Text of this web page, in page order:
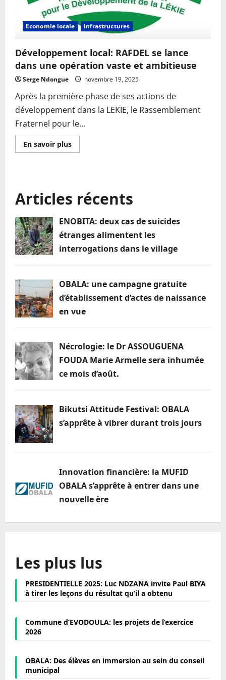
Economie locale Infrastructures
Développement local: RAFDEL se lance
dans une opération vaste et ambitieuse
Serge Ndongue novembre 19, 2025
Après la première phase de ses actions de
développement dans la LEKIE, le Rassemblement
Fraternel pour le...
En savoir plusEn
savoir
lance
dans
opération
et
ambitieuse
Articles récents
ENOBITA: deux cas de suicides
étranges alimentent les
interrogations dans le village
OBALA: une campagne gratuite
d’établissement d’actes de naissance
en vue
Nécrologie: le Dr ASSOUGUENA
FOUDA Marie Armelle sera inhumée
ce mois d’août.
Bikutsi Attitude Festival: OBALA
s’apprête à vibrer durant trois jours
Innovation financière: la MUFID
OBALA s’apprête à entrer dans une
nouvelle ère
Les plus lus
PRESIDENTIELLE 2025: Luc NDZANA invite Paul BIYA
à tirer les leçons du résultat qu’il a obtenu
Commune d’EVODOULA: les projets de l’exercice
2026
OBALA: Des élèves en immersion au sein du conseil
municipal